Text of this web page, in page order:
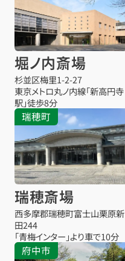
堀ノ内斎場
杉並区梅里1-2-27
東京メトロ丸ノ内線「新高円寺
駅」徒歩8分
瑞穂町
瑞穂斎場
西多摩郡瑞穂町富士山栗原新
田244
「青梅インター」より車で10分
府中市